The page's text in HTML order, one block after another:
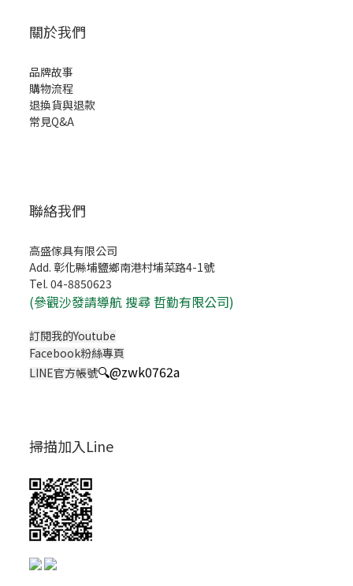
關於我們
品牌故事
購物流程
退換貨與退款
常見Q&A
聯絡我們
高盛傢具有限公司
Add. 彰化縣埔鹽鄉南港村埔菜路4-1號
Tel. 04-8850623
(參觀沙發請導航 搜尋 哲勤有限公司)
訂閱我的Youtube
Facebook粉絲專頁
LINE官方帳號🔍@zwk0762a
掃描加入Line